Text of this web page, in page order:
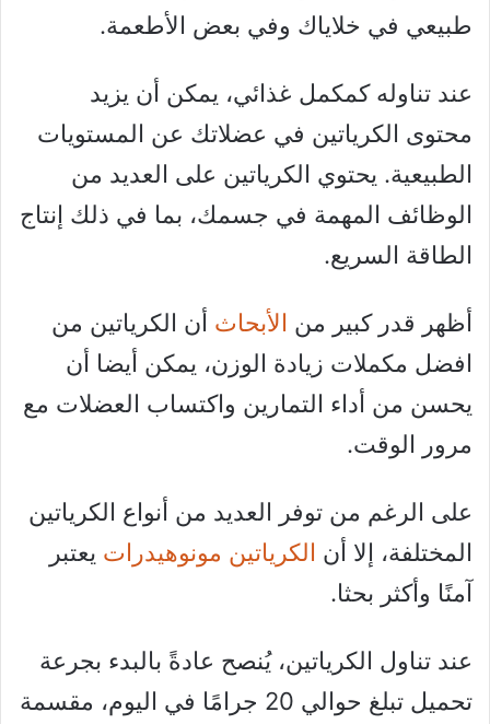
طبيعي في خلاياك وفي بعض الأطعمة.
عند تناوله كمكمل غذائي، يمكن أن يزيد
محتوى الكرياتين في عضلاتك عن المستويات
الطبيعية. يحتوي الكرياتين على العديد من
الوظائف المهمة في جسمك، بما في ذلك إنتاج
الطاقة السريع.
أظهر قدر كبير من الأبحاث أن الكرياتين من
افضل مكملات زيادة الوزن، يمكن أيضا أن
يحسن من أداء التمارين واكتساب العضلات مع
مرور الوقت.
على الرغم من توفر العديد من أنواع الكرياتين
المختلفة، إلا أن الكرياتين مونوهيدرات يعتبر
آمنًا وأكثر بحثا.
عند تناول الكرياتين، يُنصح عادةً بالبدء بجرعة
تحميل تبلغ حوالي 20 جرامًا في اليوم، مقسمة